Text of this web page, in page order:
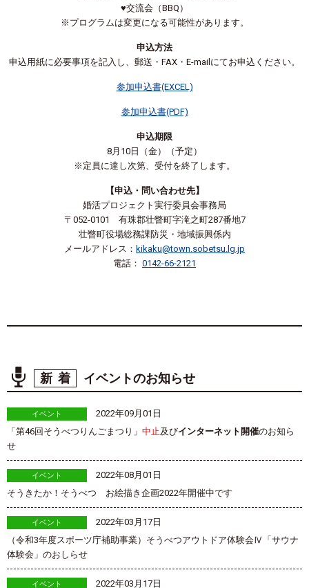
♥交流会（BBQ）
※プログラムは変更になる可能性があります。
申込方法
申込用紙に必要事項を記入し、郵送・FAX・E-mailにてお申込ください。
参加申込書(EXCEL)
参加申込書(PDF)
申込期限
8月10日（金）（予定）
※定員に達し次第、受付を終了します。
【申込・問い合わせ先】
婚活プロジェクト実行委員会事務局
〒052-0101 有珠郡壮瞥町字滝之町287番地7
壮瞥町役場総務課防災・地域振興係内
メールアドレス： kikaku@town.sobetsu.lg.jp
電話： 0142-66-2121
新着 イベントのお知らせ
イベント
2022年09月01日
「第46回そうべつりんごまつり」 中止及びインターネット開催のお知ら
せ
イベント
2022年08月01日
そうきたか！そうべつ お絵描き企画2022年開催中です
イベント
2022年03月17日
（令和3年度スポーツ庁補助事業）そうべつアウトドア体験会Ⅳ「サウナ
体験会」のおしらせ
イベント
2022年03月17日